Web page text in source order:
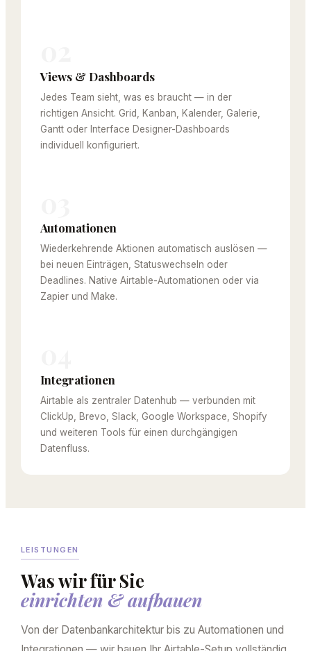
Views & Dashboards
Jedes Team sieht, was es braucht — in der
richtigen Ansicht. Grid, Kanban, Kalender, Galerie,
Gantt oder Interface Designer-Dashboards
individuell konfiguriert.
Automationen
Wiederkehrende Aktionen automatisch auslösen —
bei neuen Einträgen, Statuswechseln oder
Deadlines. Native Airtable-Automationen oder via
Zapier und Make.
Integrationen
Airtable als zentraler Datenhub — verbunden mit
ClickUp, Brevo, Slack, Google Workspace, Shopify
und weiteren Tools für einen durchgängigen
Datenfluss.
LEISTUNGEN
Was wir für Sie
einrichten & aufbauen
Von der Datenbankarchitektur bis zu Automationen und